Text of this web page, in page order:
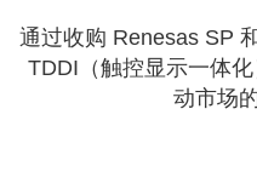
通过收购 Renesas SP
TDDI（触控显示一体
动市场